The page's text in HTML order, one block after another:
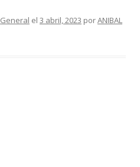
General el 3 abril, 2023 porANIBAL